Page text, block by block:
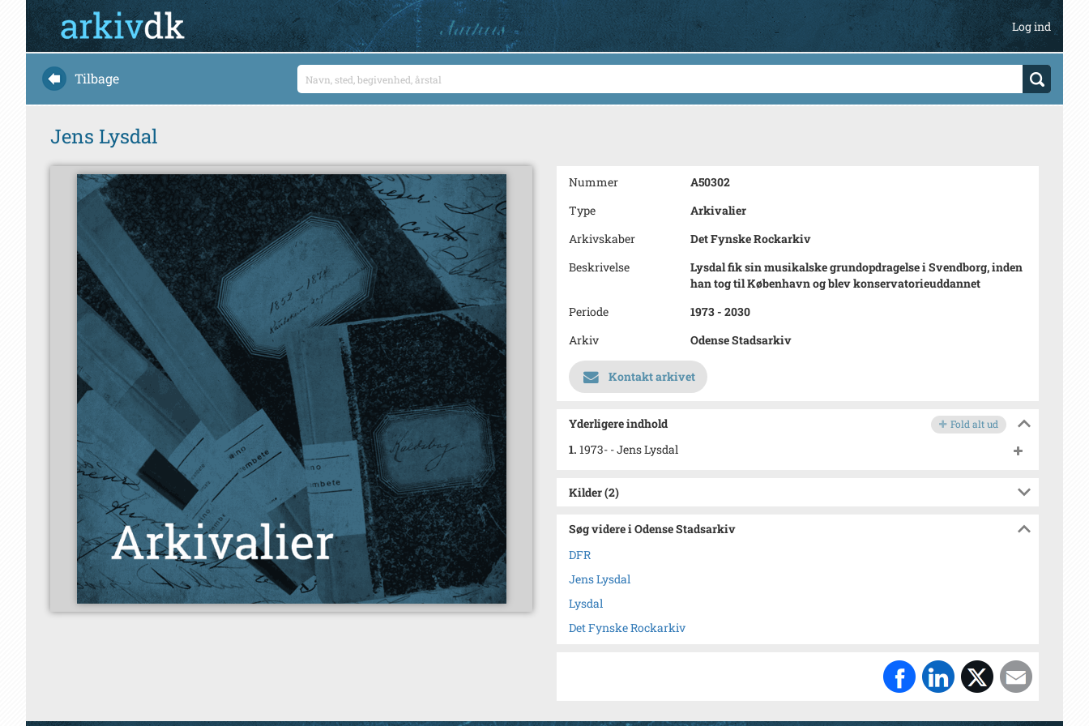
Log ind
Tilbage
Jens Lysdal
Nummer
A50302
Type
Arkivalier
Arkivskaber
Det Fynske Rockarkiv
Beskrivelse
Lysdal fik sin musikalske grundopdragelse i Svendborg, inden
han tog til København og blev konservatorieuddannet
Periode
1973 - 2030
Arkiv
Odense Stadsarkiv
Kontakt arkivet
Yderligere indhold Fold alt ud
1. 1973- - Jens Lysdal
Kilder (2)
Søg videre i Odense Stadsarkiv
DFR
Jens Lysdal
Lysdal
Det Fynske Rockarkiv